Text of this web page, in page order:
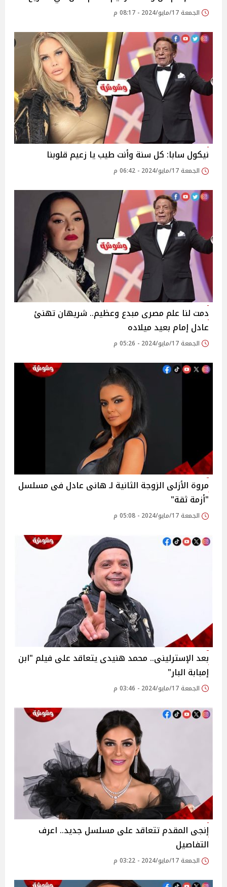
الجمعة 17/مايو/2024 - 08:17 م
نيكول سابا: كل سنة وأنت طيب يا زعيم قلوبنا
الجمعة 17/مايو/2024 - 06:42 م
دمت لنا علم مصرى مبدع وعظيم.. شريهان تهنئ
عادل إمام بعيد ميلاده
الجمعة 17/مايو/2024 - 05:26 م
مروة الأزلى الزوجة الثانية لـ هانى عادل فى مسلسل
"أزمة ثقة"
الجمعة 17/مايو/2024 - 05:08 م
بعد الإسترلينى.. محمد هنيدى يتعاقد على فيلم "ابن
إمبابة البار"
الجمعة 17/مايو/2024 - 03:46 م
إنجى المقدم تتعاقد على مسلسل جديد.. اعرف
التفاصيل
الجمعة 17/مايو/2024 - 03:22 م